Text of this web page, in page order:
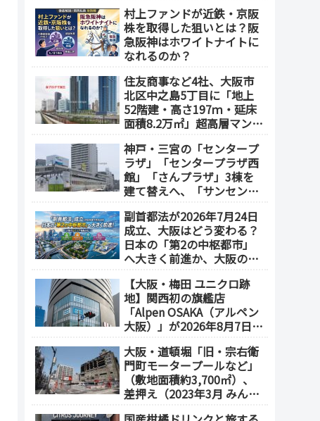
村上ファンドが近鉄・京阪
株を取得した狙いとは？阪
急阪神はホワイトナイトに
なれるのか？
住友商事など4社、大阪市
北区中之島5丁目に「地上
52階建・高さ197ｍ・延床
面積8.2万㎡」超高層マンシ
竣工
神戸・三宮の「センタープ
ラザ」「センタープラザ西
館」「さんプラザ」3棟を
建て替えへ、「サンセンタ
会」が2026年7月発足
副首都法が2026年7月24日
成立、大阪はどう変わる？
日本の「第2の中枢都市」
へ大きく前進か、大阪の5
【大阪・梅田 ユニクロ跡
地】関西初の旗艦店
「Alpen OSAKA（アルペン
大阪）」が2026年8月7日オ
の体験型スポーツ専門店が
誕生
大阪・道頓堀「旧・宗右衛
門町モータープールなど」
（敷地面積約3,700㎡）、
差押え（2023年3月 みんな